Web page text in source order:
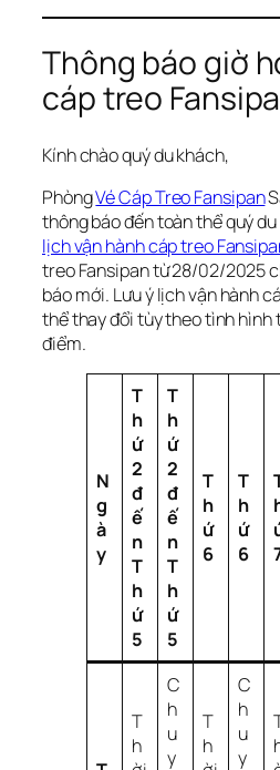
Thông báo giờ
cáp treo
Kính chào quý du khách,
PhòngVé Cáp Treo Fansipan
thông báo đến toàn thể quý
lịch vận hành cáp treo
treo Fansipan từ 28/02/2025
báo mới. Lưu ý lịch vận hành
thể thay đổi tùy theo tình
điểm.
N
g
à
y
T
h
ứ
2
đ
ế
n
T
h
ứ
5
T
h
ứ
2
đ
ế
n
T
h
ứ
5
T
h
ứ
6
T
h
ứ
6
T
h
C
h
u
y
T
h
C
h
u
y